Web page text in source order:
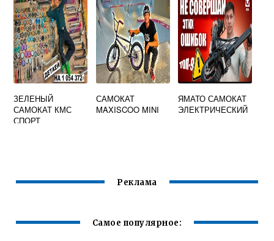
ЗЕЛЕНЫЙ
САМОКАТ КМС
СПОРТ
САМОКАТ
MAXISCOO MINI
ЯМАТО САМОКАТ
ЭЛЕКТРИЧЕСКИЙ
Реклама
Самое популярное: